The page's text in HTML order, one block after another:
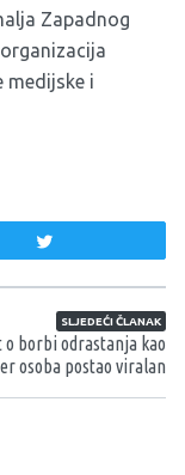
Zapadnog
medijske i
SLJEDEĆI ČLANAK
o borbi odrastanja kao
osoba postao viralan